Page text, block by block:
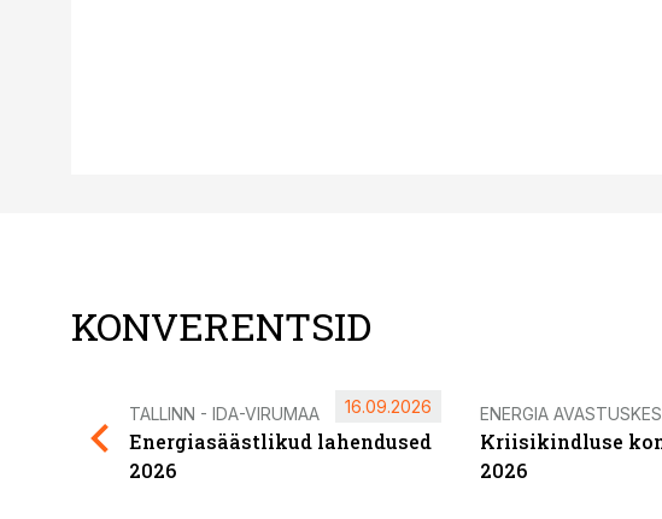
KONVERENTSID
TALLINN - IDA-VIRUMAA
Energiasäästlikud lahendused
2026
16.09.2026 ENERGIA
Kriisikindluse
2026